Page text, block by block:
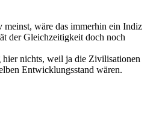
wäre das immerhin ein Indiz
der Gleichzeitigkeit doch noch
hier nichts, weil ja die Zivilisationen
Entwicklungsstand wären.